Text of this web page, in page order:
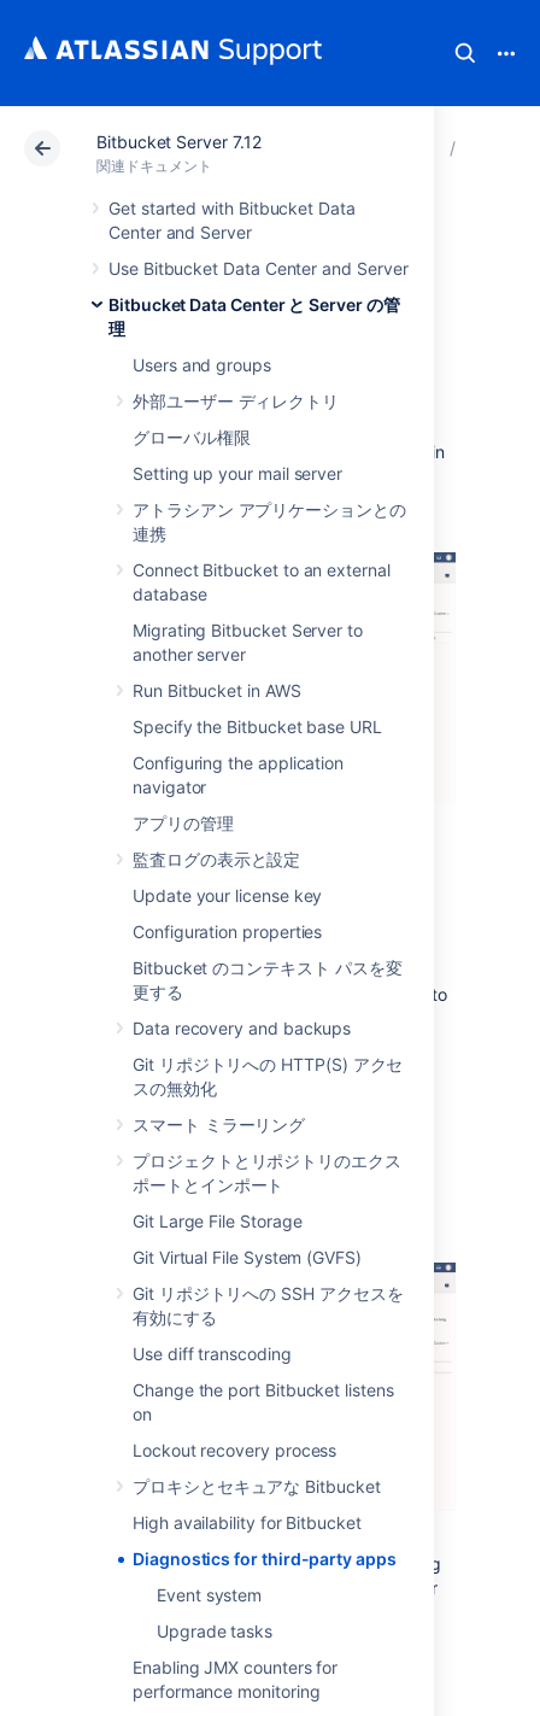
Bitbucket Server 7.12
関連ドキュメント
Get started with Bitbucket Data
Center and Server
Use Bitbucket Data Center and Server
Bitbucket Data Center と Server の管
理
Users and groups
外部ユーザー ディレクトリ
グローバル権限
Setting up your mail server
アトラシアン アプリケーションとの
連携
Connect Bitbucket to an external
database
Migrating Bitbucket Server to
another server
Run Bitbucket in AWS
Specify the Bitbucket base URL
Configuring the application
navigator
アプリの管理
監査ログの表示と設定
Update your license key
Configuration properties
Bitbucket のコンテキスト パスを変
更する
Data recovery and backups
Git リポジトリへの HTTP(S) アクセ
スの無効化
スマート ミラーリング
プロジェクトとリポジトリのエクス
ポートとインポート
Git Large File Storage
Git Virtual File System (GVFS)
Git リポジトリへの SSH アクセスを
有効にする
Use diff transcoding
Change the port Bitbucket listens
on
Lockout recovery process
プロキシとセキュアな Bitbucket
High availability for Bitbucket
Diagnostics for third-party apps
Event system
Upgrade tasks
Enabling JMX counters for
performance monitoring
アトラシアン サポート
Diagnostics for
third-party apps
概要
TheBitbucket Data Center and Server
diagnostics tool displays a summary of the
alerts that have been raised on the instance in
the past 30 days, grouped by issue and app
combination.
There are three levels of severity:
Error: a serious problem has occurred
availability
Warning: an issue has been detected
that impacts performance or can lead to
more serious problems in the future
happened.
component, app, node and time.
Alert Details
The alert details page is accessed by clicking
into an alert, and displays individual alerts for
the selected issue and app combination.
window, just one representative alert is
displayed per 1 minute window.